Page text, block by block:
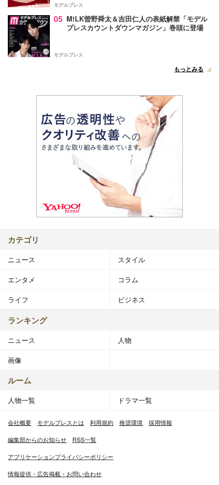
モデルプレス
05 M!LK曽野舜太＆吉田仁人の表紙解禁「モデル
プレスカウントダウンマガジン」巻頭に登場
モデルプレス
もっとみる
カテゴリ
ニュース スタイル
エンタメ コラム
ライフ ビジネス
ランキング
ニュース 人物
画像
ルーム
人物一覧 ドラマ一覧
会社概要 モデルプレスとは 利用規約 推奨環境 採用情報
編集部からのお知らせ RSS一覧
アプリケーションプライバシーポリシー
情報提供・広告掲載・お問い合わせ